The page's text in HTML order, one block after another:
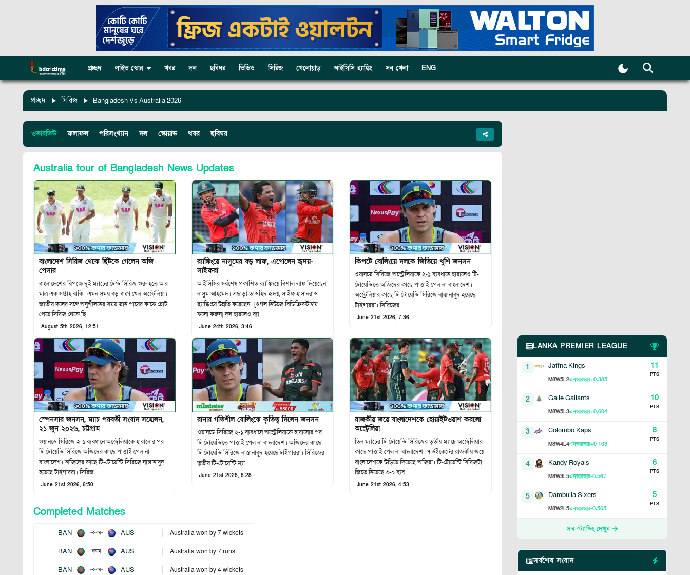
প্রচ্ছদ লাইভ স্কোর খবর দল ছবিঘর ভিডিও সিরিজ খেলোয়াড় আইসিসি র‍্যাঙ্কিং সব খেলা ENG
প্রচ্ছদ সিরিজ Bangladesh Vs Australia 2026
ওভারভিউ ফলাফল পরিসংখ্যান দল স্কোয়াড খবর ছবিঘর
Australia tour of Bangladesh News Updates
বাংলাদেশ সিরিজ থেকে ছিটকে গেলেন অজি
পেসার
বাংলাদেশের বিপক্ষে দুই ম্যাচের টেস্ট সিরিজ শুরু হতে আর
মাত্র এক সপ্তাহ বাকি। এমন সময় বড় ধাক্কা খেল অস্ট্রেলিয়া।
জাতীয় দলের সঙ্গে অনুশীলনের সময় ডান পায়ের কাফে চোট
পেয়ে সিরিজ থেকে ছি
August 5th 2026, 12:51
র‍্যাঙ্কিংয়ে নাসুমের বড় লাফ, এগোলেন হৃদয়-
সাইফরা
আইসিসির সর্বশেষ প্রকাশিত র‍্যাঙ্কিংয়ে বিশাল লাফ দিয়েছেন
নাসুম আহমেদ। এছাড়া তাওহিদ হৃদয়, সাইফ হাসানরাও
র‍্যাঙ্কিংয়ে উন্নতি করেছেন। [গুগল নিউজে বিডিক্রিকটাইম
ফলো করুন] দল হারলেও ব্যা
June 24th 2026, 3:46
কিপটে বোলিংয়ে দলকে জিতিয়ে খুশি জনসন
ওয়ানডে সিরিজে অস্ট্রেলিয়াকে ২-১ ব্যবধানে হারালেও টি-
টোয়েন্টিতে অজিদের কাছে পাত্তাই পেল না বাংলাদেশ।
অস্ট্রেলিয়ার কাছে টি-টোয়েন্টি সিরিজে নাস্তানাবুদ হয়েছে
টাইগাররা। সিরিজের
June 21st 2026, 7:36
স্পেনসার জনসন, ম্যাচ পরবর্তী সংবাদ সম্মেলন,
২১ জুন ২০২৬, চট্টগ্রাম
ওয়ানডে সিরিজে ২-১ ব্যবধানে অস্ট্রেলিয়াকে হারানোর পর
টি-টোয়েন্টি সিরিজে অজিদের কাছে পাত্তাই পেল না
বাংলাদেশ। অজিদের কাছে টি-টোয়েন্টি সিরিজে নাস্তানাবুদ
হয়েছে টাইগাররা। সিরিজ
June 21st 2026, 6:50
রানার গতিশীল বোলিংকে কৃতিত্ব দিলেন জনসন
ওয়ানডে সিরিজে ২-১ ব্যবধানে অস্ট্রেলিয়াকে হারানোর পর
টি-টোয়েন্টিতে পাত্তাই পেল না বাংলাদেশ। অজিদের কাছে
টি-টোয়েন্টি সিরিজে নাস্তানাবুদ হয়েছে টাইগাররা। সিরিজের
তৃতীয় টি-টোয়েন্টি ম্যা
June 21st 2026, 6:28
রাজকীয় জয়ে বাংলাদেশকে হোয়াইটওয়াশ করলো
অস্ট্রেলিয়া
তিন ম্যাচের টি-টোয়েন্টি সিরিজের তৃতীয় ম্যাচে অস্ট্রেলিয়ার
কাছে পাত্তাই পেল না বাংলাদেশ। ৭ উইকেটের রাজকীয় জয়ে
বাংলাদেশকে উড়িয়ে দিয়েছে অজিরা। টি-টোয়েন্টি সিরিজটা
জিতে নিয়েছে ৩-০ ব্যব
June 21st 2026, 4:53
Completed Matches
BAN -বনাম- AUS Australia won by 7 wickets
BAN -বনাম- AUS Australia won by 7 runs
BAN -বনাম- AUS Australia won by 4 wickets
LANKA PREMIER LEAGUE
1 Jaffna Kings
M8W5L2এনআরআর+0.385
11
PTS
2 Galle Gallants
M8W5L3এনআরআর+0.604
10
PTS
3 Colombo Kaps
M8W4L4এনআরআর+0.108
8
PTS
4 Kandy Royals
M8W3L5এনআরআর-0.567
6
PTS
5 Dambulla Sixers
M8W2L5এনআরআর-0.565
5
PTS
সব স্ট্যান্ডিং দেখুন
সর্বশেষ সংবাদ